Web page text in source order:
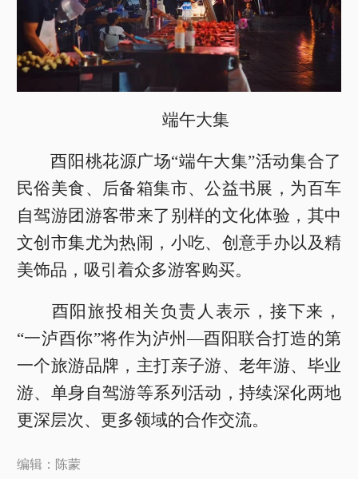
端午大集
酉阳桃花源广场“端午大集”活动集合了
民俗美食、后备箱集市、公益书展，为百车
自驾游团游客带来了别样的文化体验，其中
文创市集尤为热闹，小吃、创意手办以及精
美饰品，吸引着众多游客购买。
酉阳旅投相关负责人表示，接下来，
“一泸酉你”将作为泸州—酉阳联合打造的第
一个旅游品牌，主打亲子游、老年游、毕业
游、单身自驾游等系列活动，持续深化两地
更深层次、更多领域的合作交流。
编辑：陈蒙